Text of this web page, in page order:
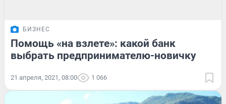
БИЗНЕС
Помощь «на взлете»: какой банк
выбрать предпринимателю-новичку
21 апреля, 2021, 08:00 1 066